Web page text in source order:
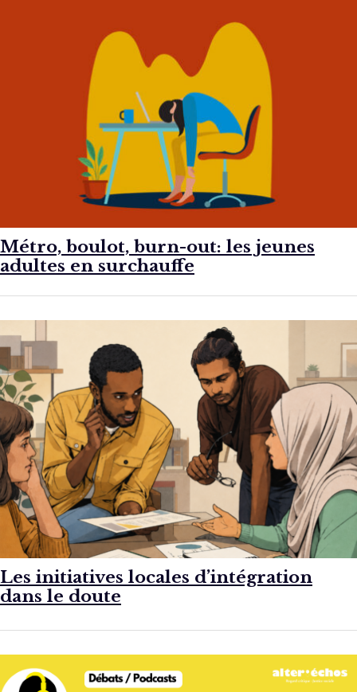
Métro, boulot, burn-out: les jeunes
adultes en surchauffe
Les initiatives locales d’intégration
dans le doute